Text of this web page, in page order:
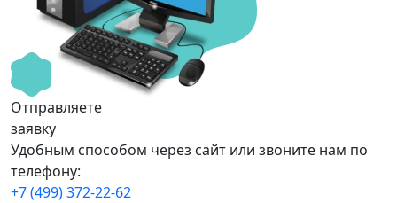
Отправляете
заявку
Удобным способом через сайт или звоните нам по
телефону:
+7 (499) 372-22-62